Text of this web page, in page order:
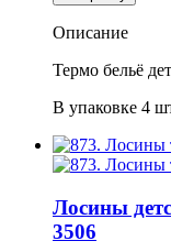
Кальсоны
детские
мальчиков
7310
Описание
Термо бельё
В упаковке 4
Лосины
3506